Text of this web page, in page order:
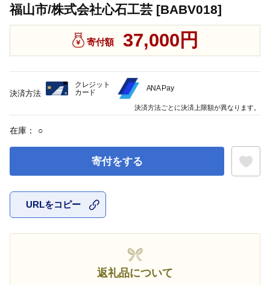
福山市/株式会社心石工芸 [BABV018]
寄付額 37,000円
在庫： ○
寄付をする
URLをコピー
返礼品について
決済方法
クレジット
カード
ANA Pay
決済方法ごとに決済上限額が異なります。